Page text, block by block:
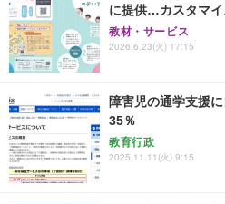
に提供…カスタマイ
教材・サービス
2026.6.23(火) 17:15
障害児の通学支援
35％
教育行政
2025.11.11(火) 9:15